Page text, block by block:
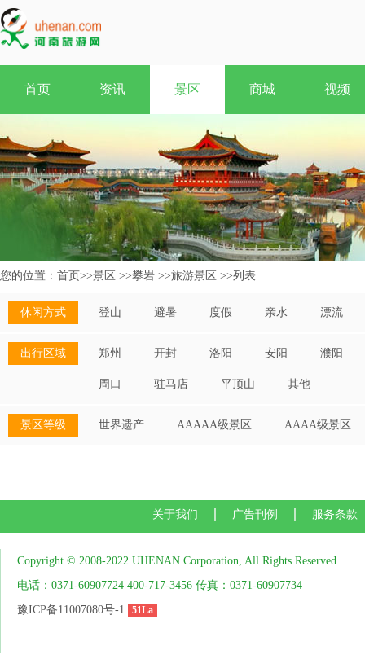
首页 资讯 景区 商城 视频
您的位置： 首页>>景区 >>攀岩 >>旅游景区 >>列表
休闲方式 登山 避暑 度假 亲水 漂流
出行区域 郑州 开封 洛阳 安阳 濮阳
周口 驻马店 平顶山 其他
景区等级 世界遗产 AAAAA级景区 AAAA级景区
关于我们 广告刊例 服务条款
Copyright © 2008-2022 UHENAN Corporation, All Rights Reserved
电话：0371-60907724 400-717-3456 传真：0371-60907734
豫ICP备11007080号-1
51La